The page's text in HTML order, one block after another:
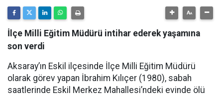
İlçe Milli Eğitim Müdürü intihar ederek yaşamına
son verdi
Aksaray’ın Eskil ilçesinde İlçe Milli Eğitim Müdürü
olarak görev yapan İbrahim Kılıçer (1980), sabah
saatlerinde Eskil Merkez Mahallesi’ndeki evinde ölü